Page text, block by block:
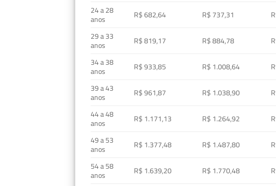
24 a 28
anos
R$ 682,64 R$ 737,31
29 a 33
anos
R$ 819,17 R$ 884,78
34 a 38
anos
R$ 933,85 R$ 1.008,64
39 a 43
anos
R$ 961,87 R$ 1.038,90
44 a 48
anos
R$ 1.171,13 R$ 1.264,92
49 a 53
anos
R$ 1.377,48 R$ 1.487,80
54 a 58
anos
R$ 1.639,20 R$ 1.770,48